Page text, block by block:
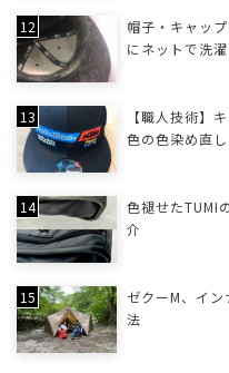
帽子・キャッ
にネットで洗
【職人技術】
色の色染め直し
色褪せたTUMI
介
ゼクーM、イ
法